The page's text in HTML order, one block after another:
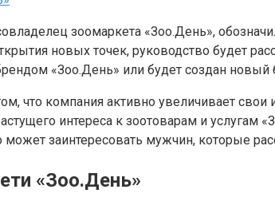
зоомаркета «Зоо.День»,
новых точек, руководство будет
«Зоо.День» или будет создан
что компания активно увеличивает
интереса к зоотоварам и
заинтересовать мужчин, которые
«Зоо.День»